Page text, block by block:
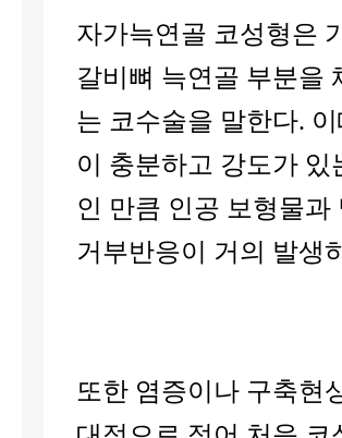
자가늑연골 코성형은
갈비뼈 늑연골 부분을
는 코수술을 말한다.
이 충분하고 강도가
인 만큼 인공 보형물
거부반응이 거의 발생
또한 염증이나 구축현